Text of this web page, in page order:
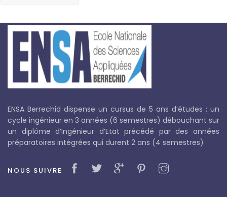
ENSA Berrechid dispense un cursus de 5 ans d’études : un
cycle ingénieur en 3 années (6 semestres) débouchant sur
un diplôme d’Ingénieur d’Etat précédé par des années
préparatoires intégrées qui durent 2 ans (4 semestres)
NOUS SUIVRE